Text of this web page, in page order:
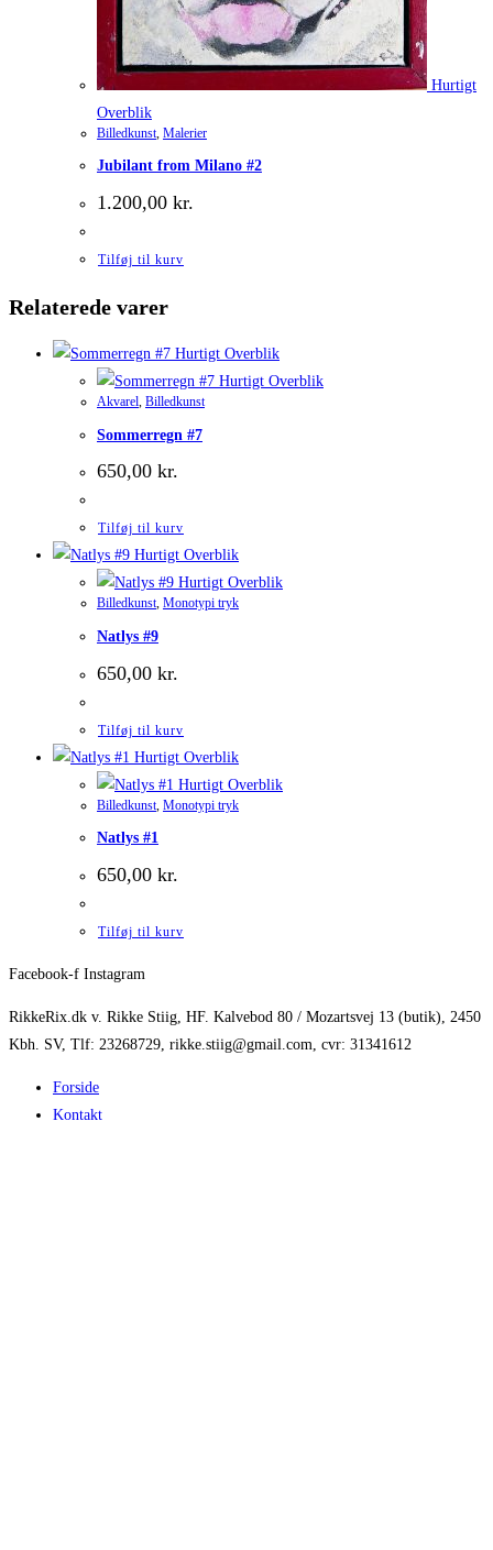
Hurtigt
Overblik
Billedkunst Malerier
Jubilant from Milano #2
1.200,00 kr.
Tilføj til kurv
Relaterede varer
Hurtigt Overblik
Hurtigt Overblik
Akvarel, Billedkunst
Sommerregn #7
650,00 kr.
Tilføj til kurv
Hurtigt Overblik
Hurtigt Overblik
Billedkunst, Monotypi tryk
Natlys #9
650,00 kr.
Tilføj til kurv
Hurtigt Overblik
Hurtigt Overblik
Billedkunst Monotypi tryk
Natlys #1
650,00 kr.
Tilføj til kurv
Facebook-f Instagram
RikkeRix.dk v. Rikke Stiig, HF. Kalvebod 80 / Mozartsvej 13 (butik), 2450
Kbh. SV, Tlf: 23268729, rikke.stiig@gmail.com, cvr: 31341612
Forside
Kontakt